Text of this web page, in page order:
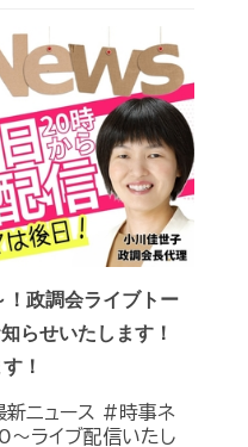
！政調会ライブトー
らせいたします！
！
ニュース #時事ネ
ライブ配信いたし